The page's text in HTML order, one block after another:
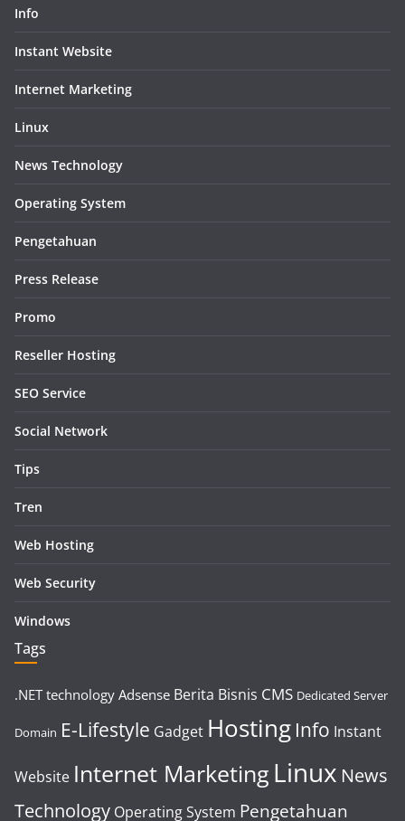
Info
Instant Website
Internet Marketing
Linux
News Technology
Operating System
Pengetahuan
Press Release
Promo
Reseller Hosting
SEO Service
Social Network
Tips
Tren
Web Hosting
Web Security
Windows
Tags
.NET technology Adsense Berita Bisnis CMS Dedicated Server
Domain E-Lifestyle Gadget Hosting Info Instant
Website Internet Marketing Linux News
Technology Operating System Pengetahuan